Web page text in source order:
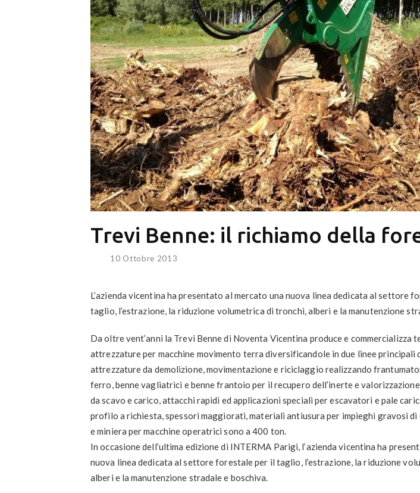
Trevi Benne: il richiamo della
10 Ottobre 2013
L’azienda vicentina ha presentato al mercato una nuova linea dedicata al settore
taglio, l’estrazione, la riduzione volumetrica di tronchi, alberi e la manutenzione
Da oltre vent’anni la Trevi Benne di Noventa Vicentina produce e commercializza
attrezzature per macchine movimento terra diversificandole in due linee principali
attrezzature da demolizione, movimentazione e riciclaggio realizzando
ferro, benne vagliatrici e benne frantoio per il recupero dell’inerte e
da scavo e carico, attacchi rapidi ed applicazioni speciali per escavatori e pale
profilo a richiesta, spessori maggiorati, materiali antiusura per impieghi gravosi di
e miniera per macchine operatrici sono a 400 ton.
In occasione dell’ultima edizione di INTERMA Parigi, l’azienda vicentina ha
nuova linea dedicata al settore forestale per il taglio, l’estrazione, la riduzione
alberi e la manutenzione stradale e boschiva.